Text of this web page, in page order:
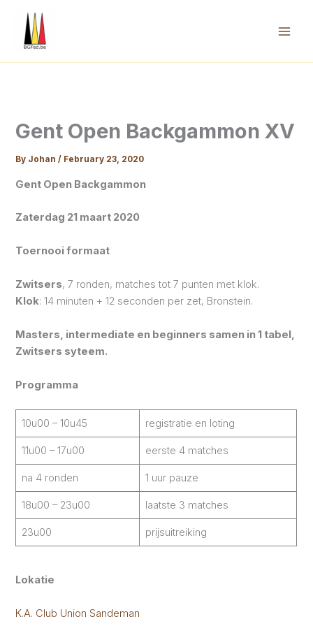
content
Gent Open Backgammon XV
By Johan/ February 23, 2020
Gent Open Backgammon
Zaterdag 21 maart 2020
Toernooi formaat
Zwitsers, 7 ronden, matches tot 7 punten met klok.
Klok: 14 minuten + 12 seconden per zet, Bronstein.
Masters, intermediate en beginners samen in 1 tabel,
Zwitsers syteem.
Programma
10u00 – 10u45 registratie en loting
11u00 – 17u00 eerste 4 matches
na 4 ronden 1 uur pauze
18u00 – 23u00 laatste 3 matches
23u00 prijsuitreiking
Lokatie
K.A. Club Union Sandeman